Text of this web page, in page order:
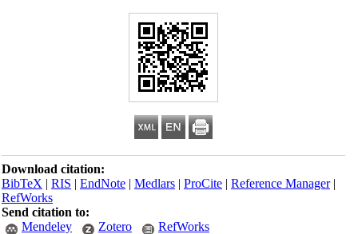
Download citation:
BibTeX|RIS|EndNote|Medlars|ProCite|Reference Manager
RefWorks
Send citation to:
Mendeley
Zotero RefWorks